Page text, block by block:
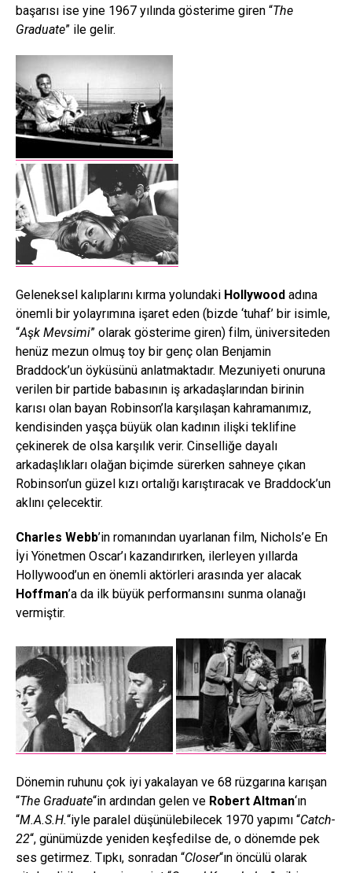
başarısı ise yine 1967 yılında gösterime giren “The
Graduate” ile gelir.
Geleneksel kalıplarını kırma yolundaki Hollywood adına
önemli bir yolayrımına işaret eden (bizde ‘tuhaf’ bir isimle,
“Aşk Mevsimi” olarak gösterime giren) film, üniversiteden
henüz mezun olmuş toy bir genç olan Benjamin
Braddock’un öyküsünü anlatmaktadır. Mezuniyeti onuruna
verilen bir partide babasının iş arkadaşlarından birinin
karısı olan bayan Robinson’la karşılaşan kahramanımız,
kendisinden yaşça büyük olan kadının ilişki teklifine
çekinerek de olsa karşılık verir. Cinselliğe dayalı
arkadaşlıkları olağan biçimde sürerken sahneye çıkan
Robinson’un güzel kızı ortalığı karıştıracak ve Braddock’un
aklını çelecektir.
Charles Webb’in romanından uyarlanan film, Nichols’e En
İyi Yönetmen Oscar’ı kazandırırken, ilerleyen yıllarda
Hollywood’un en önemli aktörleri arasında yer alacak
Hoffman’a da ilk büyük performansını sunma olanağı
vermiştir.
Dönemin ruhunu çok iyi yakalayan ve 68 rüzgarına karışan
“The Graduate“in ardından gelen ve Robert Altman‘ın
“M.A.S.H.“iyle paralel düşünülebilecek 1970 yapımı “Catch-
22“, günümüzde yeniden keşfedilse de, o dönemde pek
ses getirmez. Tıpkı, sonradan “Closer“ın öncülü olarak